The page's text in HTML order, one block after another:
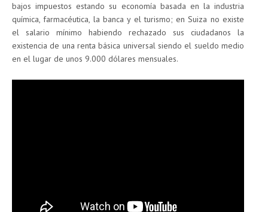
bajos impuestos estando su economía basada en la industria
química, farmacéutica, la banca y el turismo; en Suiza no existe
el salario mínimo habiendo rechazado sus ciudadanos la
existencia de una renta básica universal siendo el sueldo medio
en el lugar de unos 9.000 dólares mensuales.